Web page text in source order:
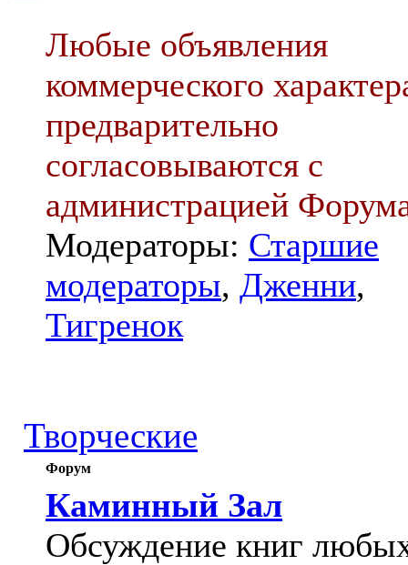
Любые объявления
коммерческого
предварительно
согласовываются с
администрацией
Модераторы: Старшие
модераторы, Дженни,
Тигренок
Творческие
Форум
Каминный Зал
Обсуждение книг